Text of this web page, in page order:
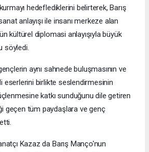
hedeflediklerini belirterek, Barış
anlayışı ile insanı merkeze alan
kültürel diplomasi anlayışıyla büyük
söyledi.
aynı sahnede buluşmasının ve
eserlerini birlikte seslendirmesinin
katkı sunduğunu dile getiren
geçen tüm paydaşlara ve genç
Kazaz da Barış Manço'nun